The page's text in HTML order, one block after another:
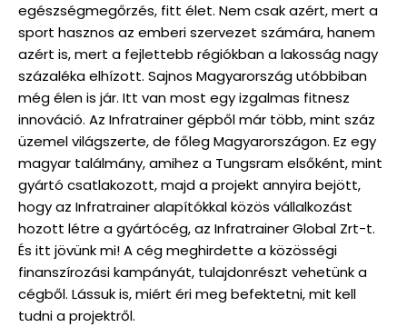
egészségmegőrzés, fitt élet. Nem csak azért, mert a
sport hasznos az emberi szervezet számára, hanem
azért is, mert a fejlettebb régiókban a lakosság nagy
százaléka elhízott. Sajnos Magyarország utóbbiban
még élen is jár. Itt van most egy izgalmas fitnesz
innováció. Az Infratrainer gépből már több, mint száz
üzemel világszerte, de főleg Magyarországon. Ez egy
magyar találmány, amihez a Tungsram elsőként, mint
gyártó csatlakozott, majd a projekt annyira bejött,
hogy az Infratrainer alapítókkal közös vállalkozást
hozott létre a gyártócég, az Infratrainer Global Zrt-t.
És itt jövünk mi! A cég meghirdette a közösségi
finanszírozási kampányát, tulajdonrészt vehetünk a
cégből. Lássuk is, miért éri meg befektetni, mit kell
tudni a projektről.